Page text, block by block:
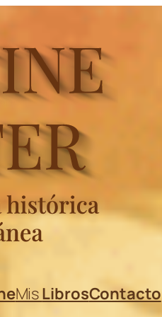
MisLibrosContacto